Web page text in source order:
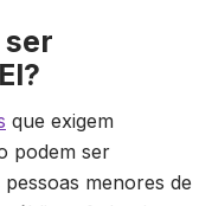
ser
que exigem
podem ser
menores de